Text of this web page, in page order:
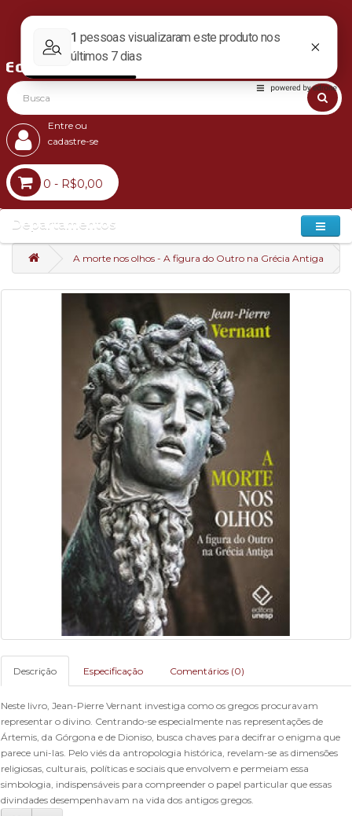
Entre ou
cadastre-se
0 - R$0,00
Departamentos
A morte nos olhos - A figura do Outro na Grécia Antiga
Descrição Especificação Comentários (0)
Neste livro, Jean-Pierre Vernant investiga como os gregos procuravam
representar o divino. Centrando-se especialmente nas representações de
Ártemis, da Górgona e de Dioniso, busca chaves para decifrar o enigma que
parece uni-las. Pelo viés da antropologia histórica, revelam-se as dimensões
religiosas, culturais, políticas e sociais que envolvem e permeiam essa
simbologia, indispensáveis para compreender o papel particular que essas
divindades desempenhavam na vida dos antigos gregos.